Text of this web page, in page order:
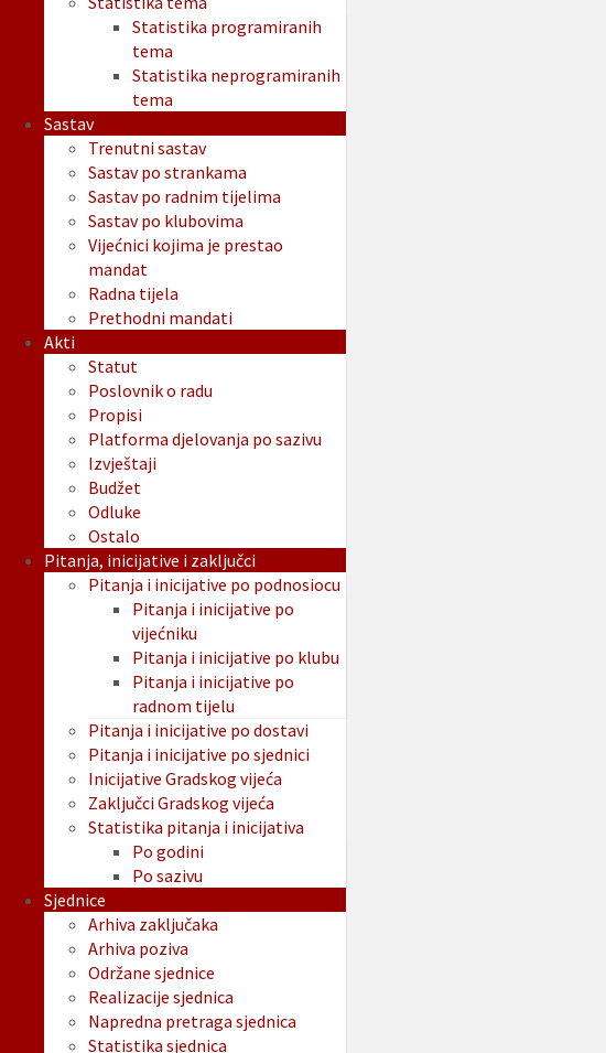
Statistika programiranih
tema
Statistika neprogramiranih
tema
Sastav
Trenutni sastav
Sastav po strankama
Sastav po radnim tijelima
Sastav po klubovima
Vijećnici kojima je prestao
mandat
Radna tijela
Prethodni mandati
Akti
Statut
Poslovnik o radu
Propisi
Platforma djelovanja po sazivu
Izvještaji
Budžet
Odluke
Ostalo
Pitanja, inicijative i zaključci
Pitanja i inicijative po podnosiocu
Pitanja i inicijative po
vijećniku
Pitanja i inicijative po klubu
Pitanja i inicijative po
radnom tijelu
Pitanja i inicijative po dostavi
Pitanja i inicijative po sjednici
Inicijative Gradskog vijeća
Zaključci Gradskog vijeća
Statistika pitanja i inicijativa
Po godini
Po sazivu
Sjednice
Arhiva zaključaka
Arhiva poziva
Održane sjednice
Realizacije sjednica
Napredna pretraga sjednica
Statistika sjednica